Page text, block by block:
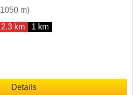
1050 m)
2,3 km 1 km
Details